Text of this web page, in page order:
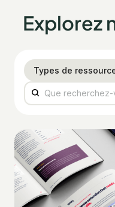
Explorez
Types de